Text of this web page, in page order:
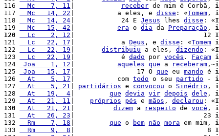
116
  Mc    7, 11
receber de mim é Corbã,
117
  Mc   14, 22
|           a eles, e disse : «Tomem ,
118
  Mc   14, 24
|            24 E Jesus lhes disse : «
119
  Mc   15, 42
era o dia da Preparação ,
120
  Lc    2, 12
|                                 12
121
  Lc   22, 17
|            a Deus , e disse : «Tomem
122
  Lc   22, 19
distribuiu a eles, dizendo : «
123
  Lc   22, 19
|            é dado por vocês . Façam
124
Joa    1, 12 aqueles que a receberam ,~
125
Joa   15, 17 |                17 O que eu mando é
126
  At    5, 17
|           com todo o seu partido -
127
  At    5, 21
partidários e convocou o Sinédrio ,
128
  At   19,  4
que devia vir depois dele ,
129
  At   21, 11
próprios pés e mãos , declarou : «
130
  At   21, 21
dizem a respeito de você ,
131
  At   26, 23
|                                 23
132
  Rm    7, 18
que o bem não mora em mim,
133
  Rm    9,  8
|                                  8